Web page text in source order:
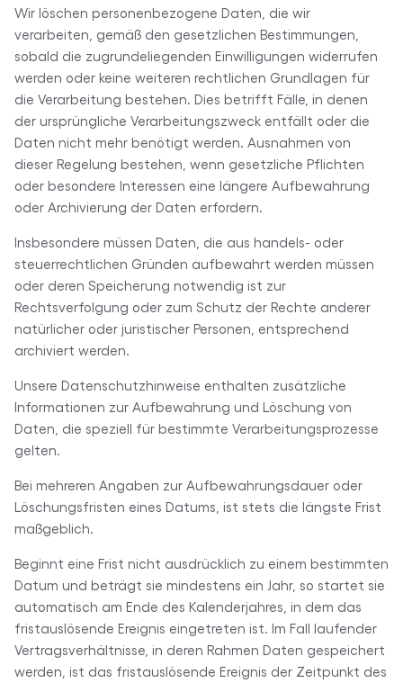
Wir löschen personenbezogene Daten, die wir
verarbeiten, gemäß den gesetzlichen Bestimmungen,
sobald die zugrundeliegenden Einwilligungen widerrufen
werden oder keine weiteren rechtlichen Grundlagen für
die Verarbeitung bestehen. Dies betrifft Fälle, in denen
der ursprüngliche Verarbeitungszweck entfällt oder die
Daten nicht mehr benötigt werden. Ausnahmen von
dieser Regelung bestehen, wenn gesetzliche Pflichten
oder besondere Interessen eine längere Aufbewahrung
oder Archivierung der Daten erfordern.
Insbesondere müssen Daten, die aus handels- oder
steuerrechtlichen Gründen aufbewahrt werden müssen
oder deren Speicherung notwendig ist zur
Rechtsverfolgung oder zum Schutz der Rechte anderer
natürlicher oder juristischer Personen, entsprechend
archiviert werden.
Unsere Datenschutzhinweise enthalten zusätzliche
Informationen zur Aufbewahrung und Löschung von
Daten, die speziell für bestimmte Verarbeitungsprozesse
gelten.
Bei mehreren Angaben zur Aufbewahrungsdauer oder
Löschungsfristen eines Datums, ist stets die längste Frist
maßgeblich.
Beginnt eine Frist nicht ausdrücklich zu einem bestimmten
Datum und beträgt sie mindestens ein Jahr, so startet sie
automatisch am Ende des Kalenderjahres, in dem das
fristauslösende Ereignis eingetreten ist. Im Fall laufender
Vertragsverhältnisse, in deren Rahmen Daten gespeichert
werden, ist das fristauslösende Ereignis der Zeitpunkt des